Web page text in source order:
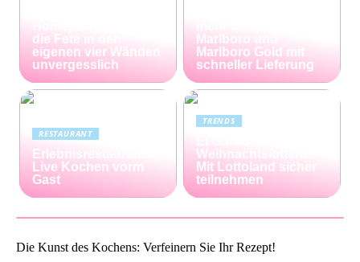
die Fete in den
eigenen vier Wänden
unvergesslich
Marlboro und
Marlboro Gold mit
schneller Lieferung
RESTAURANT
Erlebnisrestaurants:
Live Kochen vorm
Gast
TRENDS
Weihnachtslotterie:
Mit Lottoland sicher
teilnehmen
Die Kunst des Kochens: Verfeinern Sie Ihr Rezept!